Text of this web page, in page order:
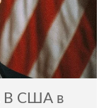
В США в